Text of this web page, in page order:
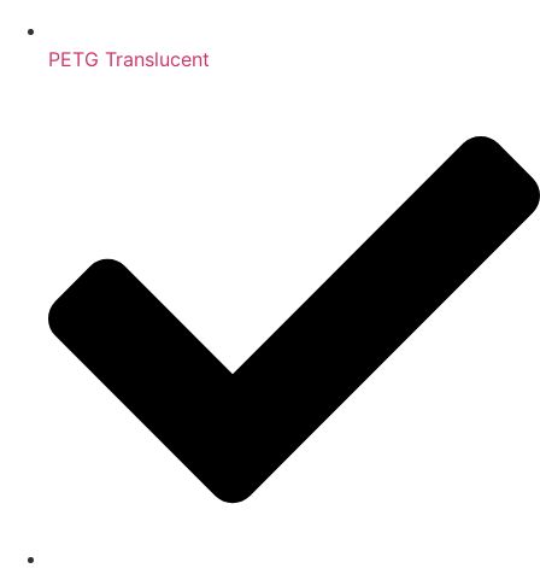
PETG Translucent